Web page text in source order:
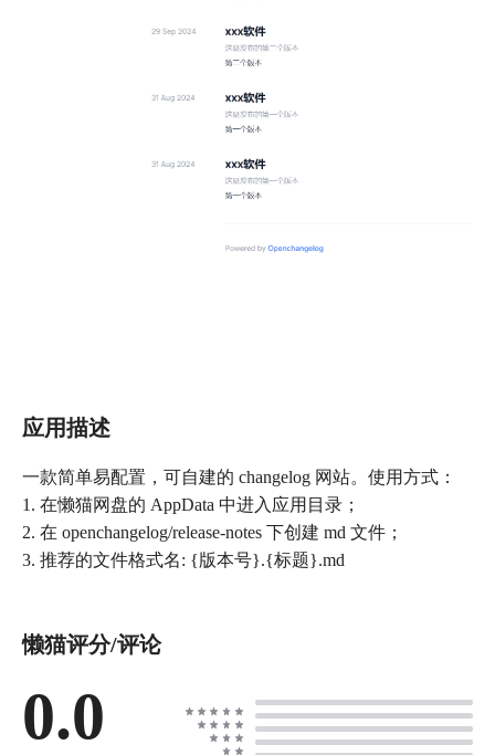
应用描述
一款简单易配置，可自建的 changelog 网站。使用方式：
1. 在懒猫网盘的 AppData 中进入应用目录；
2. 在 openchangelog/release-notes 下创建 md 文件；
3. 推荐的文件格式名: {版本号}.{标题}.md
懒猫评分/评论
0.0